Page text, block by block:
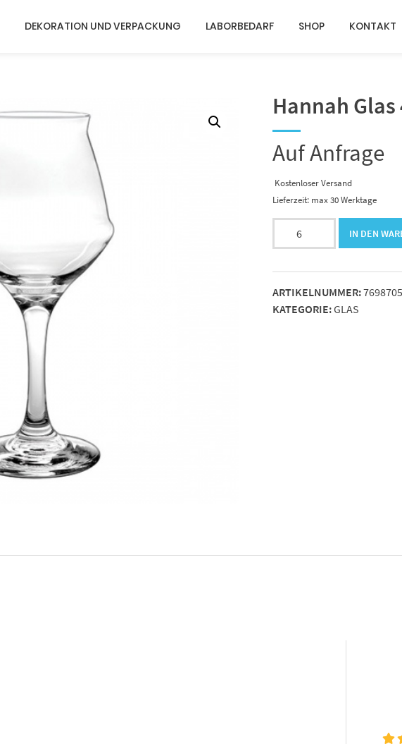
DEKORATION UND VERPACKUNG LABORBEDARF SHOP KONTAKT
Hannah Glas
Auf Anfrage
Kostenloser Versand
Lieferzeit: max 30 Werktage
ml
Menge
IN DEN
ARTIKELNUMMER:
KATEGORIE:GLAS